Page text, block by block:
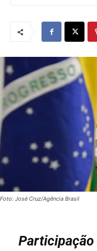
Foto: José Cruz/Agência Brasil